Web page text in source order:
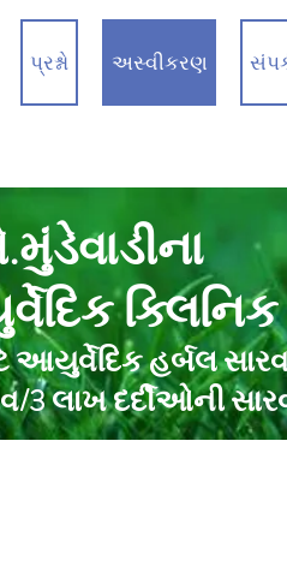
પ્રશ્નો અસ્વીકરણ
ક્લિનિક
આયુર્વેદિક હર્બલ
3 લાખ દર્દીઓની